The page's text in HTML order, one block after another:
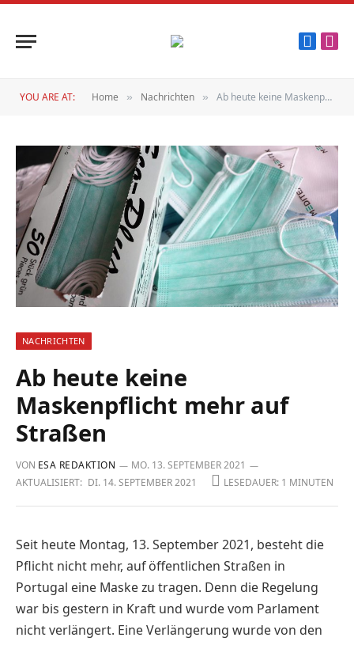
YOU ARE AT: Home » Nachrichten » Ab heute keine Maskenpflicht mehr auf Straßen
NACHRICHTEN
Ab heute keine
Maskenpflicht mehr auf
Straßen
VON ESA REDAKTION
MO. 13. SEPTEMBER 2021
AKTUALISIERT: DI. 14. SEPTEMBER 2021 LESEDAUER: 1 MINUTEN
Seit heute Montag, 13. September 2021, besteht die
Pflicht nicht mehr, auf öffentlichen Straßen in
Portugal eine Maske zu tragen. Denn die Regelung
war bis gestern in Kraft und wurde vom Parlament
nicht verlängert. Eine Verlängerung wurde von den